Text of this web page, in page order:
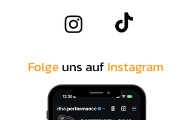
Folgeuns aufInstagram